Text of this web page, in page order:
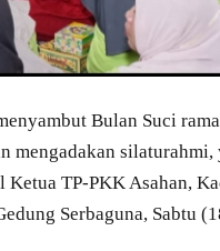
Bulan Suci
mengadakan
Ketua TP-PKK Asahan,
Serbaguna, Sabtu